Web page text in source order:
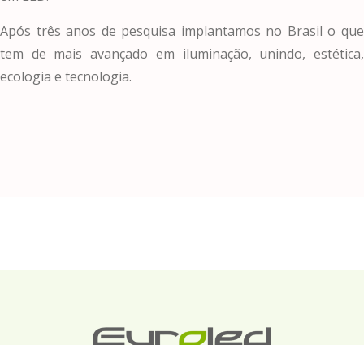
Após três anos de pesquisa implantamos no Brasil o que
tem de mais avançado em iluminação, unindo, estética,
ecologia e tecnologia.